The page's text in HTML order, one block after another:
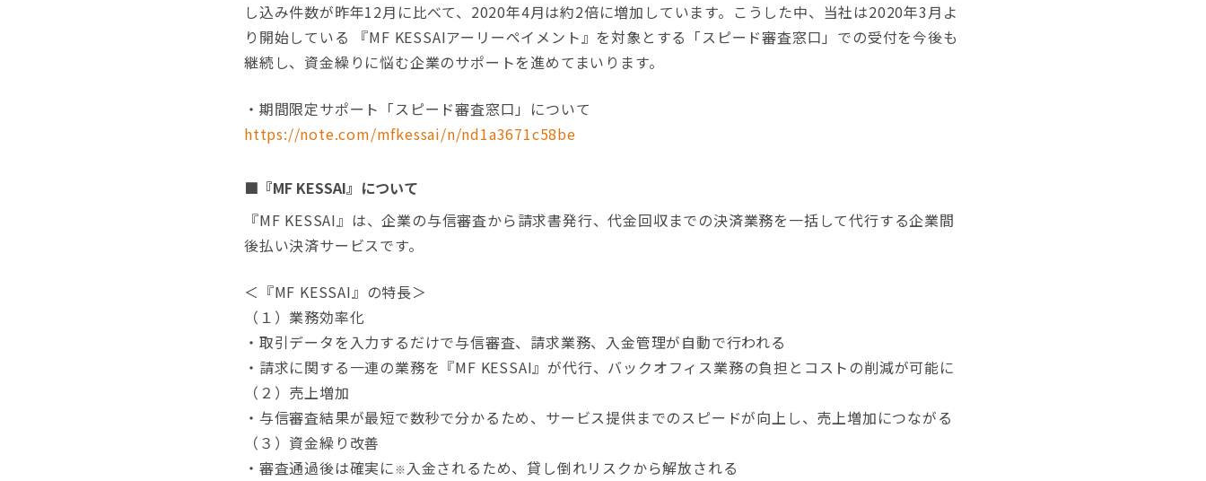
し込み件数が昨年12月に比べて、2020年4月は約2倍に増加しています。こうした中、当社は2020年3月よ
り開始している 『MF KESSAIアーリーペイメント』を対象とする「スピード審査窓口」での受付を今後も
継続し、資金繰りに悩む企業のサポートを進めてまいります。
・期間限定サポート「スピード審査窓口」について
https://note.com/mfkessai/n/nd1a3671c58be
■『MF KESSAI』について
『MF KESSAI』は、企業の与信審査から請求書発行、代金回収までの決済業務を一括して代行する企業間
後払い決済サービスです。
＜『MF KESSAI』の特長＞
（１）業務効率化
・取引データを入力するだけで与信審査、請求業務、入金管理が自動で行われる
・請求に関する一連の業務を『MF KESSAI』が代行、バックオフィス業務の負担とコストの削減が可能に
（２）売上増加
・与信審査結果が最短で数秒で分かるため、サービス提供までのスピードが向上し、売上増加につながる
（３）資金繰り改善
・審査通過後は確実に※入金されるため、貸し倒れリスクから解放される